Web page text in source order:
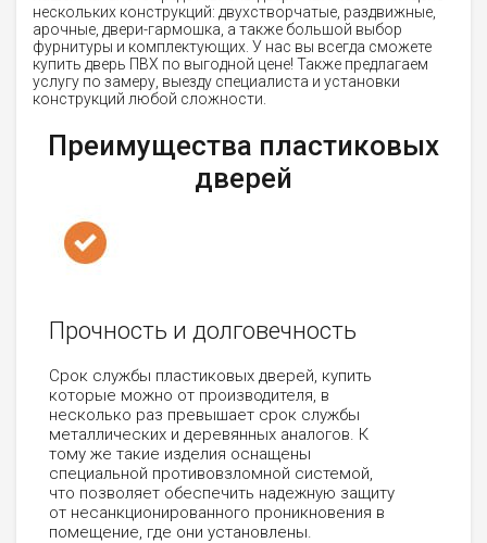
нескольких конструкций: двухстворчатые, раздвижные,
арочные, двери-гармошка, а также большой выбор
фурнитуры и комплектующих. У нас вы всегда сможете
купить дверь ПВХ по выгодной цене! Также предлагаем
услугу по замеру, выезду специалиста и установки
конструкций любой сложности.
Преимущества пластиковых
дверей
Прочность и долговечность
Срок службы пластиковых дверей, купить
которые можно от производителя, в
несколько раз превышает срок службы
металлических и деревянных аналогов. К
тому же такие изделия оснащены
специальной противовзломной системой,
что позволяет обеспечить надежную защиту
от несанкционированного проникновения в
помещение, где они установлены.